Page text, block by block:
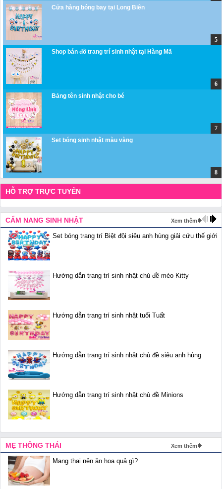
Cửa hàng bóng bay tại Long Biên
Shop bán đồ trang trí sinh nhật tại Hàng Mã
Bảng tên sinh nhật cho bé
Set bóng sinh nhật màu vàng
HỖ TRỢ TRỰC TUYẾN
CẨM NANG SINH NHẬT Xem thêm
Set bóng trang trí Biệt đội siêu anh hùng giải cứu thế giới
Hướng dẫn trang trí sinh nhật chủ đề mèo Kitty
Hướng dẫn trang trí sinh nhật tuổi Tuất
Hướng dẫn trang trí sinh nhật chủ đề siêu anh hùng
Hướng dẫn trang trí sinh nhật chủ đề Minions
MẸ THÔNG THÁI Xem thêm
Mang thai nên ăn hoa quả gì?